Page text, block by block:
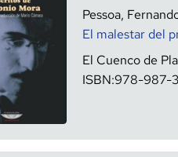
Pessoa,
El malestar del
El Cuenco de
ISBN:978-987-